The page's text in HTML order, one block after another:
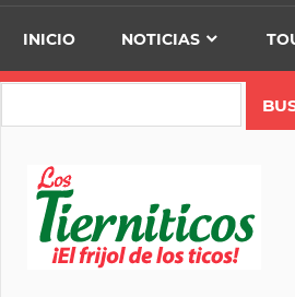
INICIO NOTICIAS